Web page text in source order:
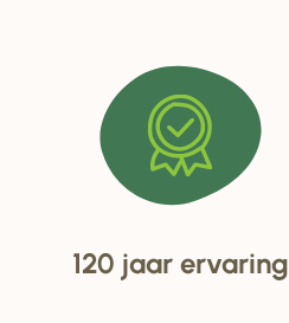
120 jaar ervaring